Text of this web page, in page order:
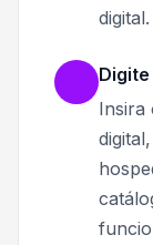
digital.
Digite
Insira